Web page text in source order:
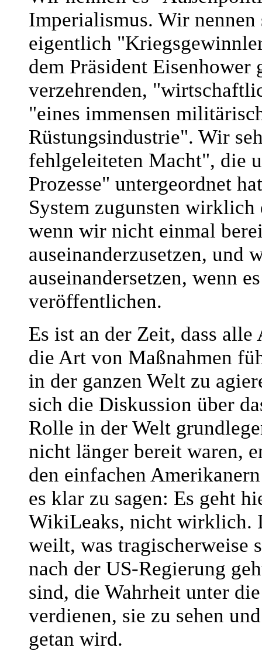
Imperialismus. Wir
eigentlich
dem Präsident
verzehrenden,
"eines immensen
Rüstungsindustrie". Wir
fehlgeleiteten Macht", die
Prozesse" untergeordnet
System zugunsten
wenn wir nicht einmal
auseinanderzusetzen, und
auseinandersetzen, wenn
veröffentlichen.
Es ist an der Zeit, dass
die Art von Maßnahmen
in der ganzen Welt zu
sich die Diskussion über
Rolle in der Welt
nicht länger bereit waren,
den einfachen
es klar zu sagen: Es geht
WikiLeaks, nicht wirklich.
weilt, was tragischerweise
nach der US-Regierung
sind, die Wahrheit unter
verdienen, sie zu sehen
getan wird.